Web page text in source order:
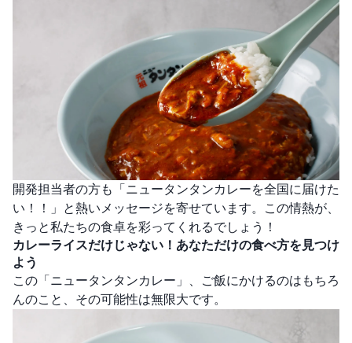
開発担当者の方も「ニュータンタンカレーを全国に届けた
い！！」と熱いメッセージを寄せています。この情熱が、
きっと私たちの食卓を彩ってくれるでしょう！
カレーライスだけじゃない！あなただけの食べ方を見つけ
よう
この「ニュータンタンカレー」、ご飯にかけるのはもちろ
んのこと、その可能性は無限大です。